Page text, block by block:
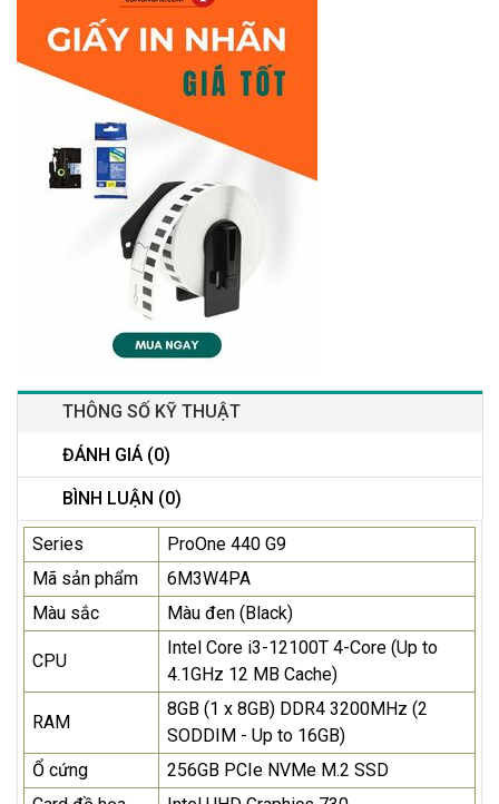
THÔNG SỐ KỸ THUẬT
ĐÁNH GIÁ (0)
BÌNH LUẬN (0)
Series
ProOne 440 G9
Mã sản phẩm
6M3W4PA
Màu sắc
Màu đen (Black)
CPU
Intel Core i3-12100T 4-Core (Up to
4.1GHz 12 MB Cache)
RAM
8GB (1 x 8GB) DDR4 3200MHz (2
SODDIM - Up to 16GB)
Ổ cứng
256GB PCIe NVMe M.2 SSD